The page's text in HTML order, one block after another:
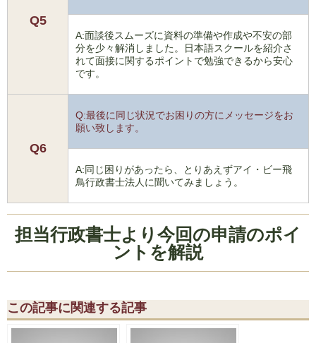
Q5
A:面談後スムーズに資料の準備や作成や不安の部
分を少々解消しました。日本語スクールを紹介さ
れて面接に関するポイントで勉強できるから安心
です。
Q6
Q:最後に同じ状況でお困りの方にメッセージをお
願い致します。
A:同じ困りがあったら、とりあえずアイ・ビー飛
鳥行政書士法人に聞いてみましょう。
担当行政書士より今回の申請のポイ
ントを解説
この記事に関連する記事